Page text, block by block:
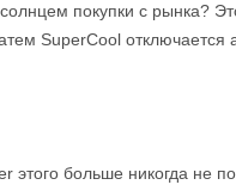
покупки с рынка?
SuperCool отключается
больше никогда не